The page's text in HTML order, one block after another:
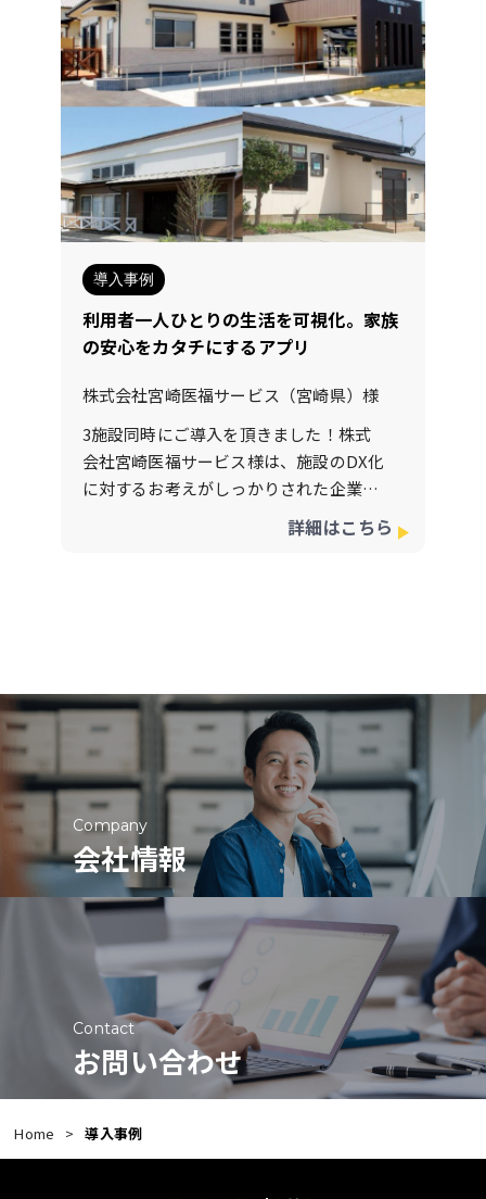
も、LINE感覚で使えました。 情報共有
のストレスが減って、利用者さんに向き
合う時間が増えました。」
主任介護支援
専門員（ケアマネ） ■ NEXT INNOVATI
ON代表コメント「Contact Bookは“現
場の声から生まれたアプリ”です。 多職
種が関わる介護・医療現場では、連携が
複雑になりがちです。 私たちは、それ
を“もっと簡単に、温かくつなぐ”こと
で、 現場力を最大化する仕組みをつくり
たいと考えています。」
株式会社NEXT INNOVATION
けで週に数時間。FAXも混雑して送れな
いことが多く、 業務の中で一番ストレス
でした。」
管理者（生活相談
員） ■ Contact Book導入の決め手“紙
とFAXの壁”を超えるために選ばれたの
が、介護現場専用アプリ「Contact Boo
k」。導入のポイントは次の3つです： 家
族への連絡・報告がアプリで即時送信で
きる 記録内容を自動で共有・保存し、転
記作業を不要化 セキュリティを担保した
クラウド管理で安心運用 「書類を“送
る”から“共有する”に変わった瞬間、 業
介護主任 ■ 導入後の成果Contact Book
導入からわずか3ヶ月で、 FAX・郵送関
連業務にかかるコストと時間が大幅に削
減されました。項目導入前
導入後FAX送信・確認業務週約4時間
家族から“ありがとう”のコメントが増え
ました。」
介護職員Aさん
■ 現場の変化Contact Bookの導入で、
書類業務が減っただけでなく、 「伝える
時間が減り、“関わる時間”が増えた」と
職員の声が上がっています。家族とのや
り取りもスムーズになり、 “報告のため
の報告”から“安心のための共有”へと意
識が変化。 職員の残業時間も減り、現場
の生産性と幸福度が同時に上昇していま
す。■ 家族の声 「毎回FAXで送られてき
た紙がなくなっても、 アプリで写真付き
の報告を見られるので、以前より安心で
す。」
性） ■ NEXT INNOVATION代表コメン
ト「Contact Bookは、FAXや郵送といっ
た“無意識のムダ”をなくし、 現場の時間
導入事例
利用者一人ひとりの生活を可視化。家族
の安心をカタチにするアプリ
株式会社宮崎医福サービス（宮崎県）様
3施設同時にご導入を頂きました！株式
会社宮崎医福サービス様は、施設のDX化
に対するお考えがしっかりされた企業様
で、介護事業所のDX化で実現したい事と
して、第一にスタッフさん業務負担軽減
手代）などの経費削減効果を期待しての
ご導入でしたが、見事に第1～第3希望を
満たした形となっております。最初の導
入ハードルは、ご家族様へのご案内など
決して低くはないですが、株式会社NEX
T INNOVATIONとしましても、ご導入頂
きました企業者様に対し、最大限のカス
タマーサポートとサービスをご提供して
おりますので、最初のご導入に際する手
間は、一緒に解決のお手伝いをさせてい
ただきますので、是非、お気軽にご導入
頂ければと思います。初めの導入の手間
さえ乗り越えてしまえば、後は確実に便
利で日々の業務負担が解消されますの
で、まずは思い切ってDX化の世界に飛び
化を推し進めており、この波はもはや止
か？遅れを取るのか？だと思います。ご
詳細はこちら
Company
会社情報
Contact
お問い合わせ
Home 導入事例